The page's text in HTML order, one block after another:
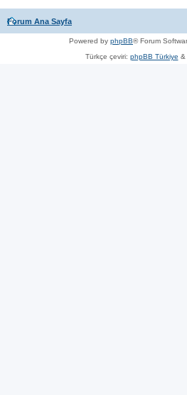
Forum Ana Sayfa
Powered by phpBB® Forum
Türkçe çeviri: phpBB Türkiye &